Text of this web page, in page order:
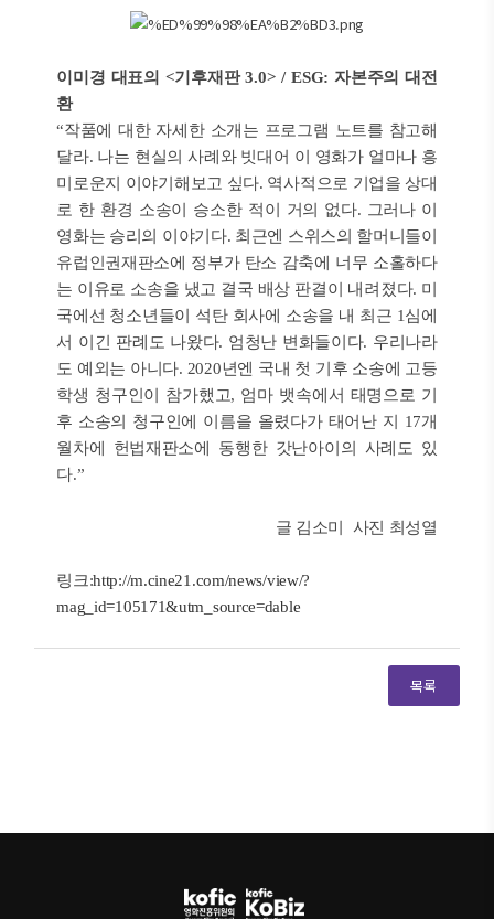
이미경 대표의 <기후재판 3.0> / ESG: 자본주의 대전
환
“작품에 대한 자세한 소개는 프로그램 노트를 참고해
달라. 나는 현실의 사례와 빗대어 이 영화가 얼마나 흥
미로운지 이야기해보고 싶다. 역사적으로 기업을 상대
로 한 환경 소송이 승소한 적이 거의 없다. 그러나 이
영화는 승리의 이야기다. 최근엔 스위스의 할머니들이
유럽인권재판소에 정부가 탄소 감축에 너무 소홀하다
는 이유로 소송을 냈고 결국 배상 판결이 내려졌다. 미
국에선 청소년들이 석탄 회사에 소송을 내 최근 1심에
서 이긴 판례도 나왔다. 엄청난 변화들이다. 우리나라
도 예외는 아니다. 2020년엔 국내 첫 기후 소송에 고등
학생 청구인이 참가했고, 엄마 뱃속에서 태명으로 기
후 소송의 청구인에 이름을 올렸다가 태어난 지 17개
월차에 헌법재판소에 동행한 갓난아이의 사례도 있
다.”
글 김소미 사진 최성열
링크:http://m.cine21.com/news/view/?
mag_id=105171&utm_source=dable